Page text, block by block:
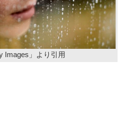
Images」より引用